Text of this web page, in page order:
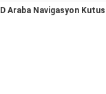
Araba Navigasyon